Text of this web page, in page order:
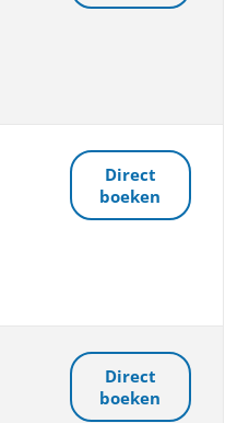
Direct
boeken
Direct
boeken